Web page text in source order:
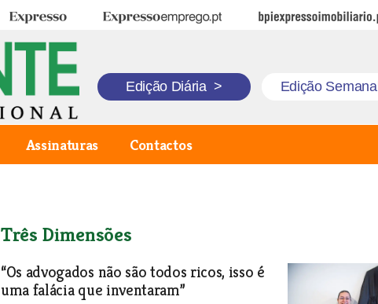
Expresso Expresso Emprego BPI Expresso Imobiliário
Edição Diária > Edição Semanal
Assinaturas Contactos
Três Dimensões
“Os advogados não são todos ricos, isso é
uma falácia que inventaram”